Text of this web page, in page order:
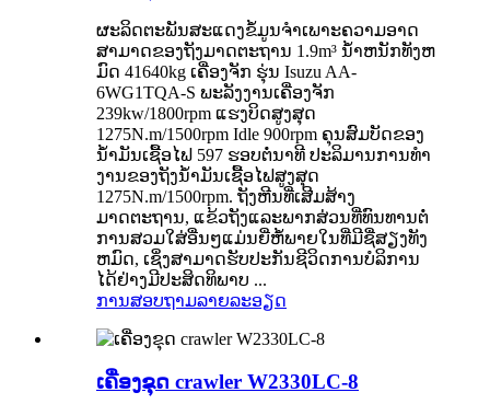
ຜະລິດຕະພັນສະແດງຂໍ້ມູນຈໍາເພາະຄວາມອາດ
ສາມາດຂອງຖັງມາດຕະຖານ 1.9m³ ນ້ໍາຫນັກທັງຫ
ມົດ 41640kg ເຄື່ອງຈັກ ຮຸ່ນ Isuzu AA-
6WG1TQA-S ພະລັງງານເຄື່ອງຈັກ
239kw/1800rpm ແຮງບິດສູງສຸດ
1275N.m/1500rpm Idle 900rpm ຄຸນສົມບັດຂອງ
ນໍ້າມັນເຊື້ອໄຟ 597 ຮອບຕໍ່ນາທີ ປະລິມານການທໍາ
ງານຂອງຖັງນໍ້າມັນເຊື້ອໄຟສູງສຸດ
1275N.m/1500rpm. ຖັງຫີນທີ່ເສີມສ້າງ
ມາດຕະຖານ, ແຂ້ວຖັງແລະພາກສ່ວນທີ່ທົນທານຕໍ່
ການສວມໃສ່ອື່ນໆແມ່ນຍີ່ຫໍ້ພາຍໃນທີ່ມີຊື່ສຽງທັງ
ຫມົດ, ເຊິ່ງສາມາດຮັບປະກັນຊີວິດການບໍລິການ
ໄດ້ຢ່າງມີປະສິດທິພາບ ...
ການສອບຖາມລາຍລະອຽດ
ເຄື່ອງຂຸດ crawler W2330LC-8